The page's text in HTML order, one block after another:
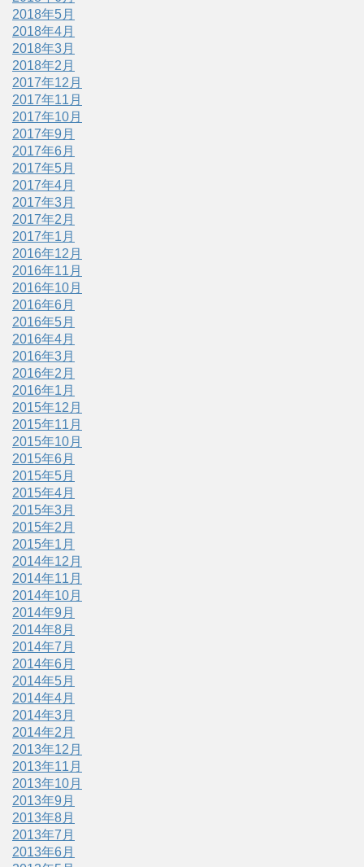
2018年5月
2018年4月
2018年3月
2018年2月
2017年12月
2017年11月
2017年10月
2017年9月
2017年6月
2017年5月
2017年4月
2017年3月
2017年2月
2017年1月
2016年12月
2016年11月
2016年10月
2016年6月
2016年5月
2016年4月
2016年3月
2016年2月
2016年1月
2015年12月
2015年11月
2015年10月
2015年6月
2015年5月
2015年4月
2015年3月
2015年2月
2015年1月
2014年12月
2014年11月
2014年10月
2014年9月
2014年8月
2014年7月
2014年6月
2014年5月
2014年4月
2014年3月
2014年2月
2013年12月
2013年11月
2013年10月
2013年9月
2013年8月
2013年7月
2013年6月